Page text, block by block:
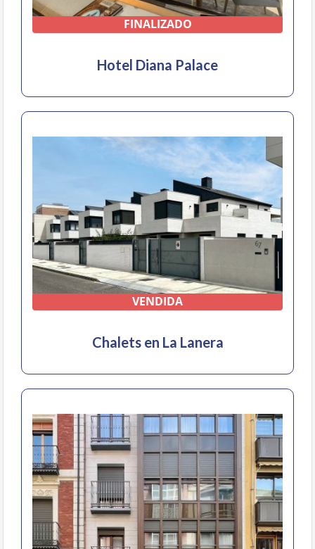
FINALIZADO
Hotel Diana Palace
VENDIDA
Chalets en La Lanera